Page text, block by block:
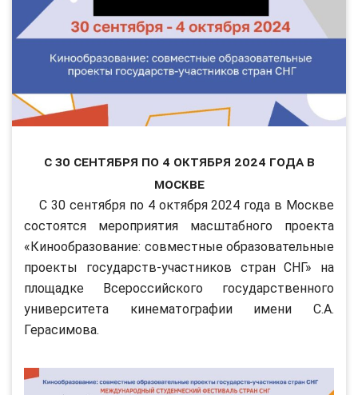
С 30 сентября по 4 октября 2024 года в
Москве
С 30 сентября по 4 октября 2024 года в Москве
состоятся мероприятия масштабного проекта
«Кинообразование: совместные образовательные
проекты государств-участников стран СНГ» на
площадке Всероссийского государственного
университета кинематографии имени С.А.
Герасимова.